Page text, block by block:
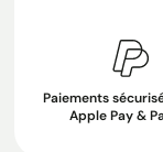
Paiements
Apple Pay &